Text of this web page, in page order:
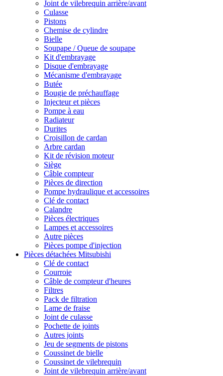
Joint de vilebrequin arrière/avant
Culasse
Pistons
Chemise de cylindre
Bielle
Soupape / Queue de soupape
Kit d'embrayage
Disque d'embrayage
Mécanisme d'embrayage
Butée
Bougie de préchauffage
Injecteur et pièces
Pompe à eau
Radiateur
Durites
Croisillon de cardan
Arbre cardan
Kit de révision moteur
Siège
Câble compteur
Pièces de direction
Pompe hydraulique et accessoires
Clé de contact
Calandre
Pièces électriques
Lampes et accessoires
Autre pièces
Pièces pompe d'injection
Pièces détachées Mitsubishi
Clé de contact
Courroie
Câble de compteur d'heures
Filtres
Pack de filtration
Lame de fraise
Joint de culasse
Pochette de joints
Autres joints
Jeu de segments de pistons
Coussinet de bielle
Coussinet de vilebrequin
Joint de vilebrequin arrière/avant